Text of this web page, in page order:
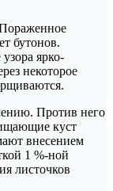
бутонов.
ярко-
некоторое
Против него
куст
внесением
1 %-ной
листочков